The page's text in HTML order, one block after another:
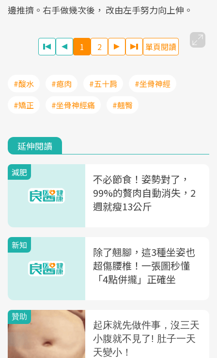
邊推擠。右手做幾次後， 改由左手努力向上伸。
1 2 單頁閱讀
#酸水 #瘜肉 #五十肩
#坐骨神經
#矯正
#坐骨神經痛 #翹臀
延伸閱讀
減肥
不必節食！姿勢對了，
99%的贅肉自動消失，2
週就瘦13公斤
新知
除了翹腳，這3種坐姿也
超傷腰椎！一張圖秒懂
「4點併攏」正確坐